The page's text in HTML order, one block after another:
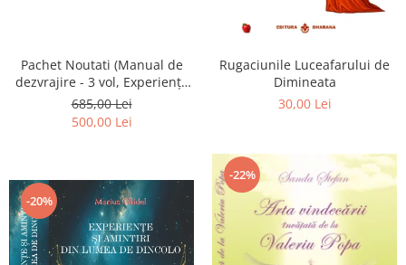
Pachet Noutati (Manual de
dezvrajire - 3 vol, Experiențe
și amintiri, Rugăciunile
Luceafarului de dimineata) -
Marius Ghidel
685,00 Lei
500,00 Lei
Rugaciunile Luceafarului de
Dimineata
30,00 Lei
-20%
-22%